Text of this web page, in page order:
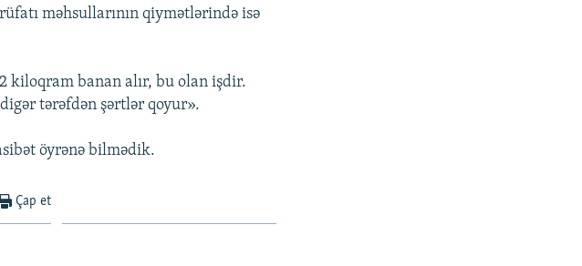
məhsullarının qiymətlərində isə
kiloqram banan alır, bu olan işdir.
tərəfdən şərtlər qoyur».
öyrənə bilmədik.
Çap et